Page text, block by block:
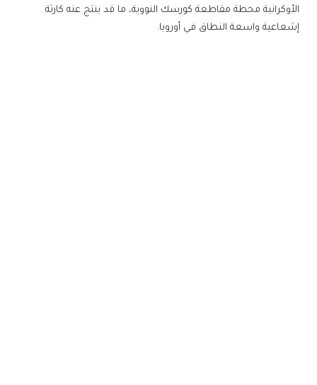
الأوكرانية محطة مقاطعة كورسك النووية، ما قد ينتج عنه كارثة
إشعاعية واسعة النطاق في أوروبا.